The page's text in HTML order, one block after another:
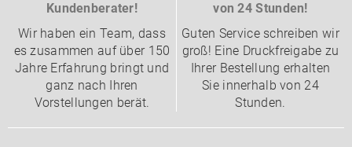
Kundenberater!
Wir haben ein Team, dass
es zusammen auf über 150
Jahre Erfahrung bringt und
ganz nach Ihren
Vorstellungen berät.
von 24 Stunden!
Guten Service schreiben wir
groß! Eine Druckfreigabe zu
Ihrer Bestellung erhalten
Sie innerhalb von 24
Stunden.